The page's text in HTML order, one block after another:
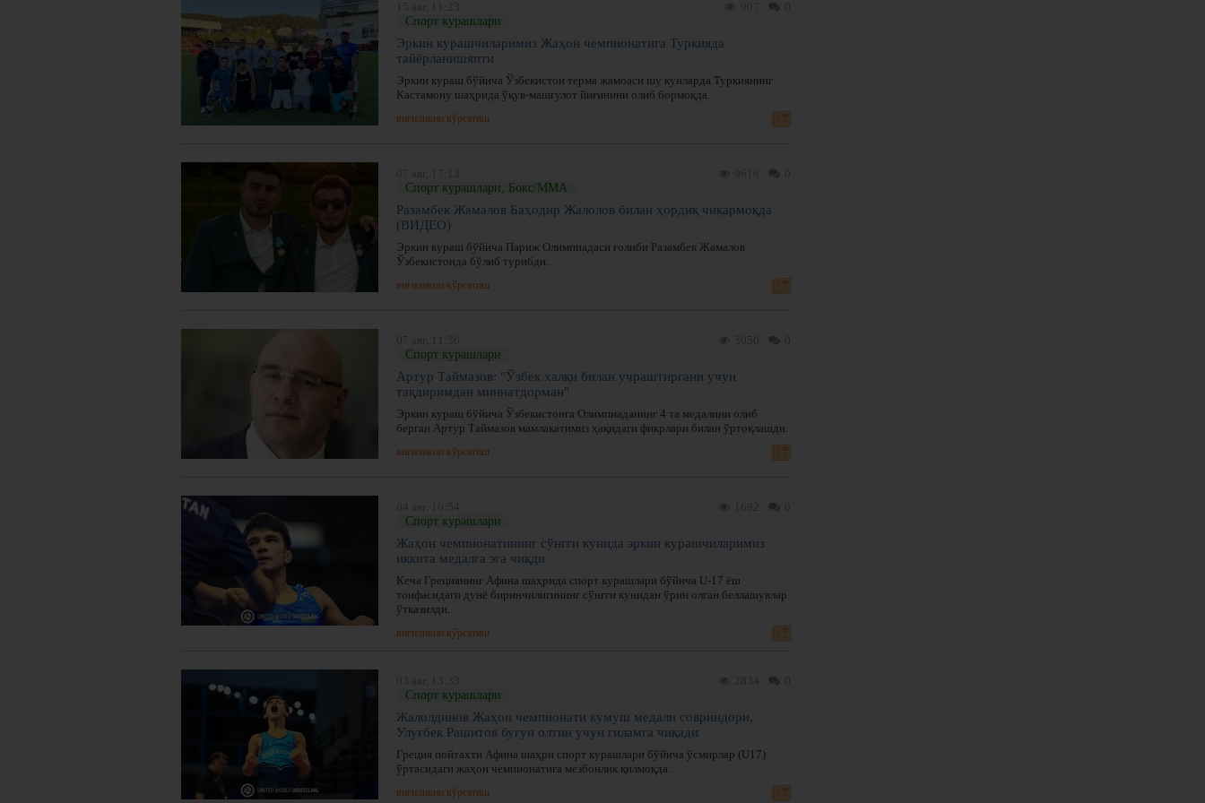
Спорт курашлари
Эркин курашчиларимиз Жаҳон чемпионатига Туркияда
тайёрланишяпти
Эркин кураш бўйича Ўзбекистон терма жамоаси шу кунларда Туркиянинг
Кастамону шаҳрида ўқув-машғулот йиғинини олиб бормоқда.
янгиликни кўрсатиш
Спорт курашлари, Бокс/ММА
Разамбек Жамалов Баҳодир Жалолов билан ҳордиқ чиқармоқда
(ВИДЕО)
Эркин кураш бўйича Париж Олимпиадаси ғолиби Разамбек Жамалов
Ўзбекистонда бўлиб турибди.
янгиликни кўрсатиш
Спорт курашлари
Артур Таймазов: "Ўзбек халқи билан учраштиргани учун
тақдиримдан миннатдорман"
Эркин кураш бўйича Ўзбекистонга Олимпиаданинг 4 та медалини олиб
берган Артур Таймазов мамлакатимиз ҳақидаги фикрлари билан ўртоқлашди.
янгиликни кўрсатиш
Спорт курашлари
Жаҳон чемпионатининг сўнгги кунида эркин курашчиларимиз
иккита медалга эга чиқди
Кеча Грециянинг Афина шаҳрида спорт курашлари бўйича U-17 ёш
тоифасидаги дунё биринчилигининг сўнгги кунидан ўрин олган беллашувлар
ўтказилди.
янгиликни кўрсатиш
Спорт курашлари
Жалолдинов Жаҳон чемпионати кумуш медали совриндори,
Улуғбек Рашитов бугун олтин учун гиламга чиқади
Греция пойтахти Афина шаҳри спорт курашлари бўйича ўсмирлар (U17)
ўртасидаги жаҳон чемпионатига мезбонлик қилмоқда.
янгиликни кўрсатиш